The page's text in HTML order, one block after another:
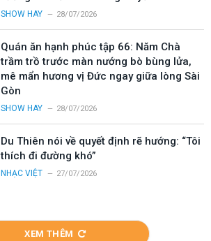
SHOW HAY 28/07/2026
Quán ăn hạnh phúc tập 66: Năm Chà
trầm trồ trước màn nướng bò bùng lửa,
mê mẩn hương vị Đức ngay giữa lòng Sài
Gòn
SHOW HAY 28/07/2026
Du Thiên nói về quyết định rẽ hướng: “Tôi
thích đi đường khó”
NHẠC VIỆT 27/07/2026
XEM THÊM